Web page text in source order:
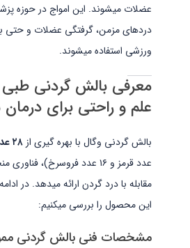
عضلات میشوند. این امواج در حوزه
دردهای مزمن، گرفتگی عضلات و حتی
ورزشی استفاده میشوند.
معرفی بالش گردنی طبی
علم و راحتی برای
بالش گردنی وگال با بهره گیری از ۲۸ عدد LED پزشکی
عدد قرمز و ۱۶ عدد فروسرخ)،
مقابله با درد گردن ارائه میدهد. در
این محصول را بررسی میکنیم:
مشخصات فنی بالش گردنی